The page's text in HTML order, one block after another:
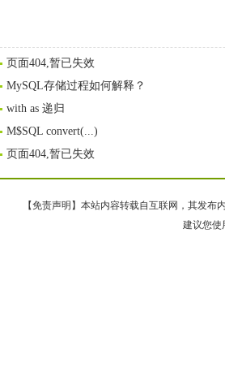
页面404,暂已失效
MySQL存储过程如何解释？
with as 递归
M$SQL convert(...)
页面404,暂已失效
【免责声明】本站内容转载自互联网，其发
建议您使